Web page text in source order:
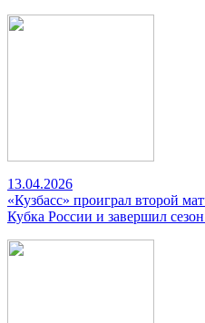
13.04.2026
«Кузбасс» проиграл второй
Кубка России и завершил